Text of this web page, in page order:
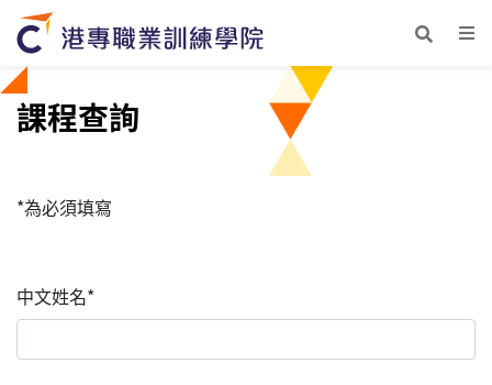
課程查詢
*為必須填寫
中文姓名*